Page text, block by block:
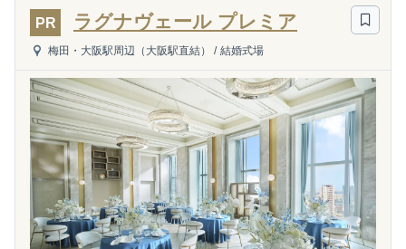
PR ラグナヴェール プレミア
梅田・大阪駅周辺（大阪駅直結） / 結婚式場